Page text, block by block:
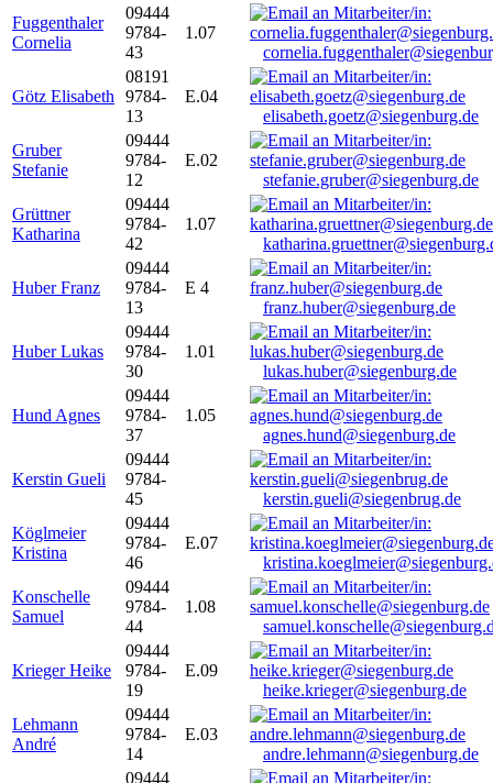
Fuggenthaler
Cornelia
09444
9784-
43
1.07
Götz Elisabeth
08191
9784-
13
E.04
elisabeth.goetz@siegenburg.de
Gruber
Stefanie
09444
9784-
12
E.02
stefanie.gruber@siegenburg.de
Grüttner
Katharina
09444
9784-
42
1.07
Huber Franz
09444
9784-
13
E 4
franz.huber@siegenburg.de
Huber Lukas
09444
9784-
30
1.01
lukas.huber@siegenburg.de
Hund Agnes
09444
9784-
37
1.05
agnes.hund@siegenburg.de
Kerstin Gueli
09444
9784-
45
kerstin.gueli@siegenbrug.de
Köglmeier
Kristina
09444
9784-
46
E.07
Konschelle
Samuel
09444
9784-
44
1.08
Krieger Heike
09444
9784-
19
E.09
heike.krieger@siegenburg.de
Lehmann
André
09444
9784-
14
E.03
andre.lehmann@siegenburg.de
09444